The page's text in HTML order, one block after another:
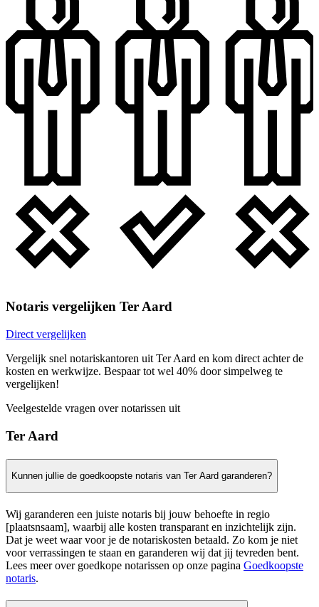
Notaris vergelijken Ter Aard
Direct vergelijken
Vergelijk snel notariskantoren uit Ter Aard en kom direct achter de
kosten en werkwijze. Bespaar tot wel 40% door simpelweg te
vergelijken!
Veelgestelde vragen over notarissen uit
Ter Aard
Kunnen jullie de goedkoopste notaris van Ter Aard garanderen?
Wij garanderen een juiste notaris bij jouw behoefte in regio
[plaatsnsaam], waarbij alle kosten transparant en inzichtelijk zijn.
Dat je weet waar voor je de notariskosten betaald. Zo kom je niet
voor verrassingen te staan en garanderen wij dat jij tevreden bent.
Lees meer over goedkope notarissen op onze pagina Goedkoopste
notaris.